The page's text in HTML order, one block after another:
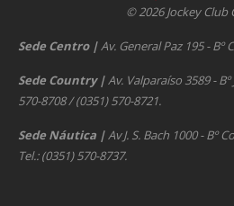
© 2026 Jockey Club
Sede Centro |Av. General Paz 195 - Bº
Sede Country |Av. Valparaíso 3589 -
570-8708 / (0351) 570-8721.
Sede Náutica |Av J. S. Bach 1000 - Bº
Tel.: (0351) 570-8737.